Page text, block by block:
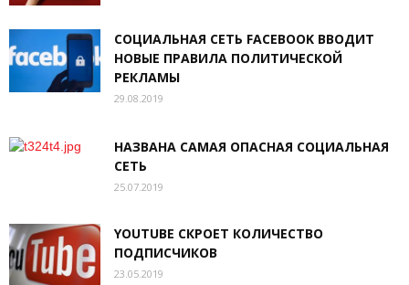
СОЦИАЛЬНАЯ СЕТЬ FACEBOOK ВВОДИТ
НОВЫЕ ПРАВИЛА ПОЛИТИЧЕСКОЙ
РЕКЛАМЫ
29.08.2019
НАЗВАНА САМАЯ ОПАСНАЯ СОЦИАЛЬНАЯ
СЕТЬ
25.07.2019
YOUTUBE СКРОЕТ КОЛИЧЕСТВО
ПОДПИСЧИКОВ
23.05.2019